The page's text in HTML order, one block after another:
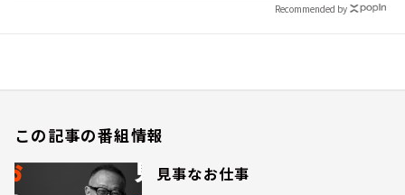
Recommended by
この記事の番組情報
見事なお仕事